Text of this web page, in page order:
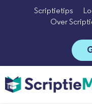
Scriptietips
Over